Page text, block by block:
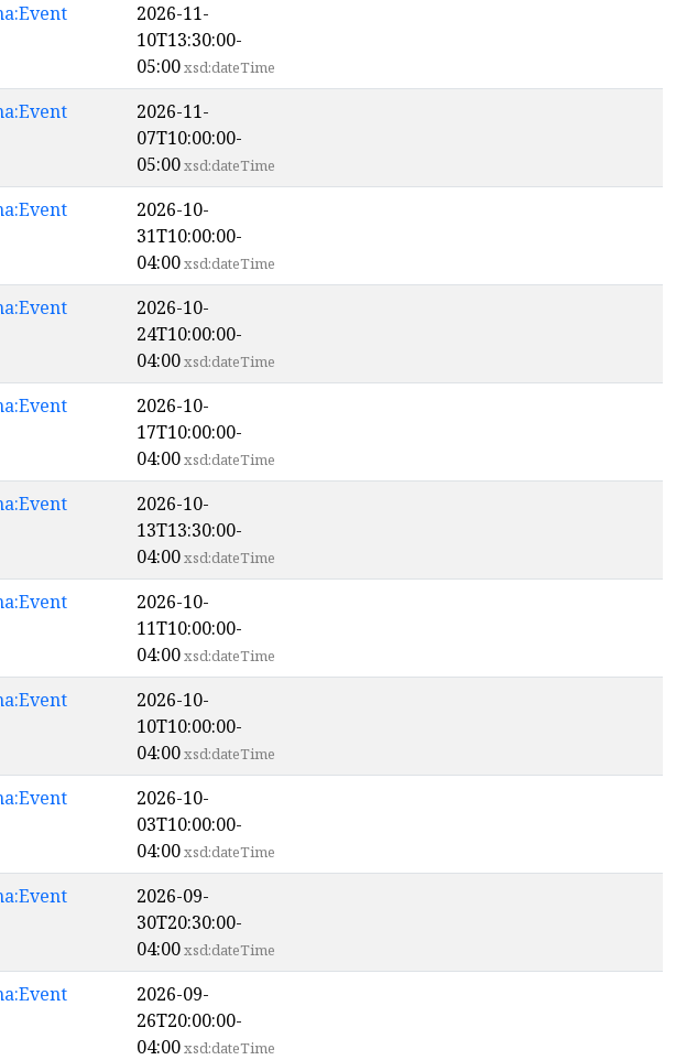
2026-11-
10T13:30:00-
05:00xsd:dateTime
2026-11-
07T10:00:00-
05:00xsd:dateTime
2026-10-
31T10:00:00-
04:00xsd:dateTime
2026-10-
24T10:00:00-
04:00xsd:dateTime
2026-10-
17T10:00:00-
04:00xsd:dateTime
2026-10-
13T13:30:00-
04:00xsd:dateTime
2026-10-
11T10:00:00-
04:00xsd:dateTime
2026-10-
10T10:00:00-
04:00xsd:dateTime
2026-10-
03T10:00:00-
04:00xsd:dateTime
2026-09-
30T20:30:00-
04:00xsd:dateTime
2026-09-
26T20:00:00-
04:00xsd:dateTime